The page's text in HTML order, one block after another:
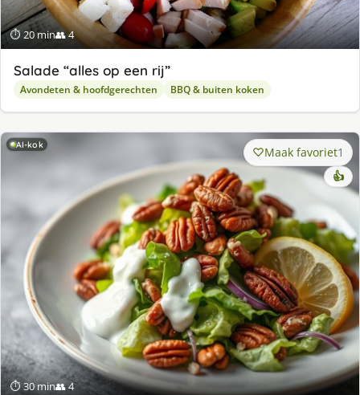
⏱ 20 min👥 4
Salade “alles op een rij”
Avondeten & hoofdgerechten BBQ & buiten koken
AI-kok
⏱ 30 min👥 4
Maak favoriet1
👍